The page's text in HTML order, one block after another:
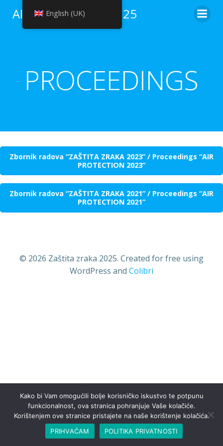
content
AIR PROTECTION 2025
PROCEEDINGS
Zbornik radova “ZAŠTITA ZRAKA 2023” / Proceedings “AIR
PROTECTION 2023“
Zbornik radova “ZAŠTITA ZRAKA 2021” / Proceedings “AIR
PROTECTION 2021”
© 2026 Zaštita zraka 2025. Created for free using
WordPress and Colibri
English (UK)
Kako bi Vam omogućili bolje korisničko iskustvo te potpunu
funkcionalnost, ova stranica pohranjuje Vaše kolačiće.
Korištenjem ove stranice pristajete na naše korištenje kolačića.
PRIHVAĆAM
POLITIKA PRIVATNOSTI